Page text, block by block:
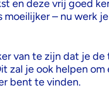
en deze vrij goed
– nu werk
van te zijn dat je de
zal je ook helpen om
bent te vinden.